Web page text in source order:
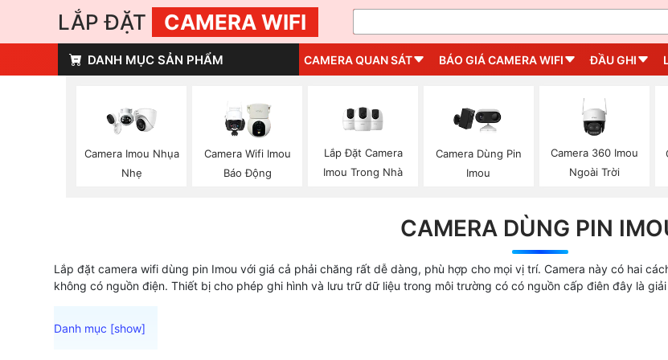
LẮP ĐẶT CAMERA WIFI
DANH MỤC SẢN PHẨM CAMERA QUAN SÁT BÁO GIÁ CAMERA WIFI ĐẦU GHI
Camera Imou Nhụa
Nhẹ
Camera Wifi Imou
Báo Động
Lắp Đặt Camera
Imou Trong Nhà
Camera Dùng Pin
Imou
Camera 360 Imou
Ngoài Trời
CAMERA DÙNG PIN
Lắp đặt camera wifi dùng pin Imou với giá cả phải chăng rất dễ dàng, phù hợp cho mọi vị trí. Camera này có hai
không có nguồn điện. Thiết bị cho phép ghi hình và lưu trữ dữ liệu trong môi trường có có nguồn cấp điên đây là